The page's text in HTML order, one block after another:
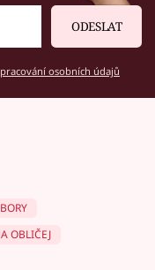
ODESLAT
osobních údajů
OBLIČEJ